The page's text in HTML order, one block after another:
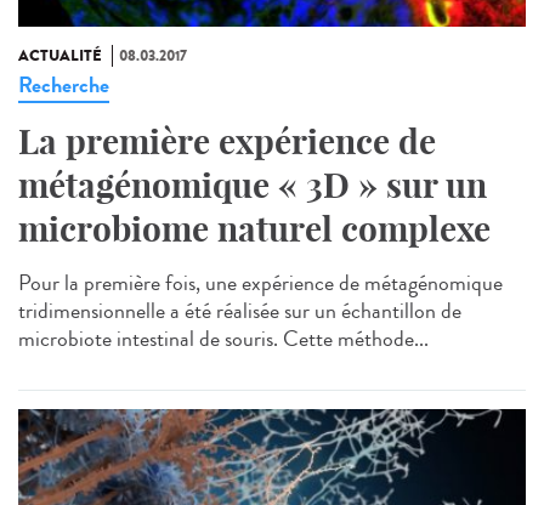
ACTUALITÉ 08.03.2017
Recherche
La première expérience de
métagénomique « 3D » sur un
microbiome naturel complexe
Pour la première fois, une expérience de métagénomique
tridimensionnelle a été réalisée sur un échantillon de
microbiote intestinal de souris. Cette méthode...